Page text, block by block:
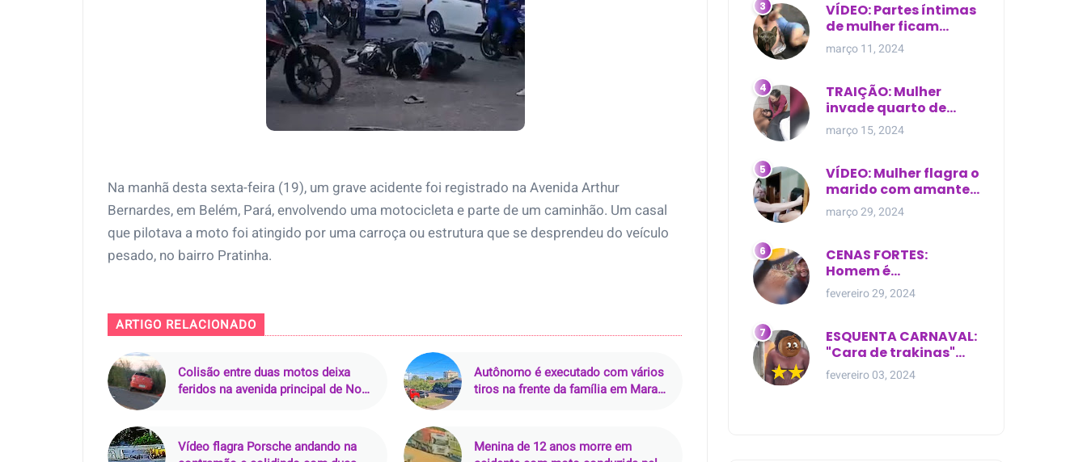
Na manhã desta sexta-feira (19), um grave acidente foi registrado na Avenida Arthur
Bernardes, em Belém, Pará, envolvendo uma motocicleta e parte de um caminhão. Um casal
que pilotava a moto foi atingido por uma carroça ou estrutura que se desprendeu do veículo
pesado, no bairro Pratinha.
ARTIGO RELACIONADO
Colisão entre duas motos deixa
feridos na avenida principal de Nova
Autônomo é executado com vários
tiros na frente da família em Marabá
Vídeo flagra Porsche andando na
Menina de 12 anos morre em
VÍDEO: Partes íntimas
de mulher ficam
expostas durante
briga em Manaus
março 11, 2024
TRAIÇÃO: Mulher
invade quarto de
motel e encontra o
marido com outra na
março 15, 2024
VÍDEO: Mulher flagra o
marido com amante
dentro da própria
residência
março 29, 2024
CENAS FORTES:
Homem é
brutalmente atacado
e morto a golpes de
fevereiro 29, 2024
ESQUENTA CARNAVAL:
"Cara de trakinas"
dança seminua no
meio da rua na Bahia
fevereiro 03, 2024